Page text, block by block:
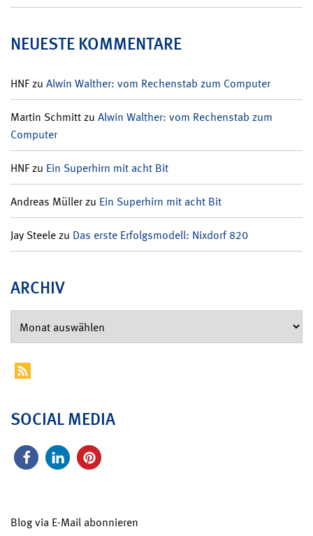
NEUESTE KOMMENTARE
HNFzu Alwin Walther: vom Rechenstab zum Computer
Martin Schmittzu Alwin Walther: vom Rechenstab zum
Computer
HNFzu Ein Superhirn mit acht Bit
Andreas Müllerzu Ein Superhirn mit acht Bit
Jay Steelezu Das erste Erfolgsmodell: Nixdorf 820
ARCHIV
SOCIAL MEDIA
Blog via E-Mail abonnieren